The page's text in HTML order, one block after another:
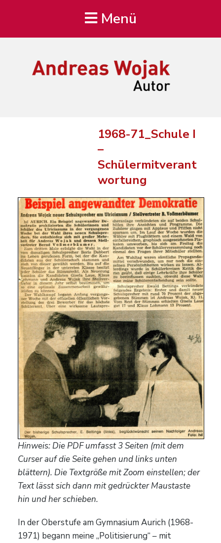
Menü
1968-71_Schule I
–
Schülermitverant
wortung
Hinweis: Die PDF umfasst 3 Seiten (mit dem
Curser auf die Seite gehen und links unten
blättern). Die Textgröße mit Zoom einstellen; der
Text lässt sich dann mit gedrückter Maustaste
hin und her schieben.
In der Oberstufe am Gymnasium Aurich (1968-
1971) begann meine „Politisierung“ – mit